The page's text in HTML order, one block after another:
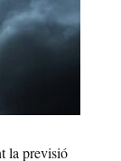
la previsió